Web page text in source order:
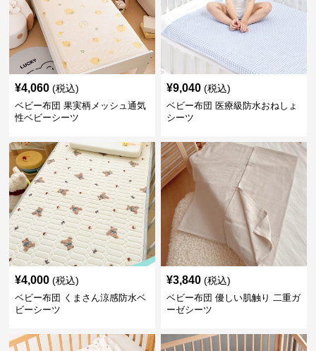
¥4,060 (税込)
ベビー布団 果実柄メッシュ通気
性ベビーシーツ
¥9,040 (税込)
ベビー布団 医療級防水おねしょ
シーツ
¥4,000 (税込)
ベビー布団 くまさん涼感防水ベ
ビーシーツ
¥3,840 (税込)
ベビー布団 優しい肌触り 二重ガ
ーゼシーツ